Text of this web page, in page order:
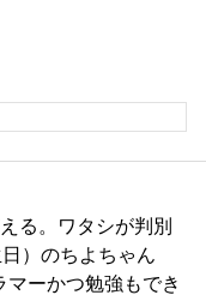
る。ワタシが判別
）のちよちゃん
マーかつ勉強もでき